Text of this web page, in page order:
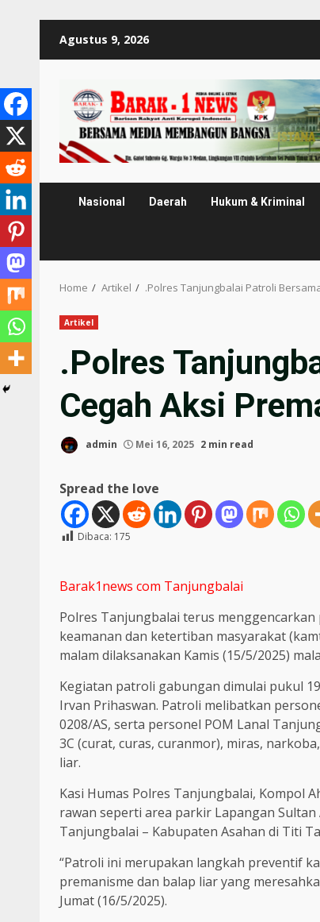
Agustus 9, 2026
Nasional Daerah Hukum & Kriminal
Home Artikel .Polres Tanjungbalai Patroli
Artikel
.Polres
Cegah Aksi
admin Mei 16, 2025 2 min read
Spread the love
Dibaca: 175
Barak1news com Tanjungbalai
Polres Tanjungbalai terus
keamanan dan ketertiban masyarakat
malam dilaksanakan Kamis (15/5/2025)
Kegiatan patroli gabungan dimulai pukul
Irvan Prihaswan. Patroli melibatkan
0208/AS, serta personel POM Lanal
3C (curat, curas, curanmor), miras,
liar.
Kasi Humas Polres Tanjungbalai, Kompol
rawan seperti area parkir Lapangan
Tanjungbalai – Kabupaten Asahan di Titi
“Patroli ini merupakan langkah preventif
premanisme dan balap liar yang
Jumat (16/5/2025).